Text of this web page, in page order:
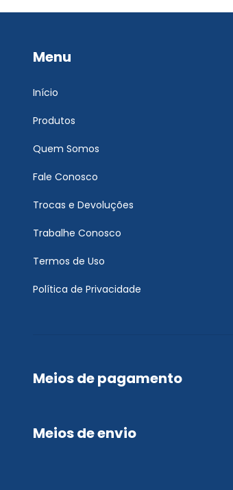
Menu
Início
Produtos
Quem Somos
Fale Conosco
Trocas e Devoluções
Trabalhe Conosco
Termos de Uso
Política de Privacidade
Meios de pagamento
Meios de envio